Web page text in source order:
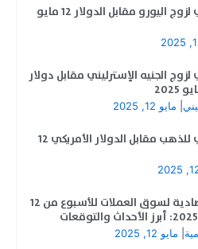
التحليل الفني لزوج اليورو مقابل الدولار 12 مايو
لزوج الجنيه الإسترليني مقابل دولار
مايو 12, 2025
التحليل الفني للذهب مقابل الدولار الأمريكي 12
الأخبار الاقتصادية لسوق العملات للأسبوع من 12
مايو 12, 2025